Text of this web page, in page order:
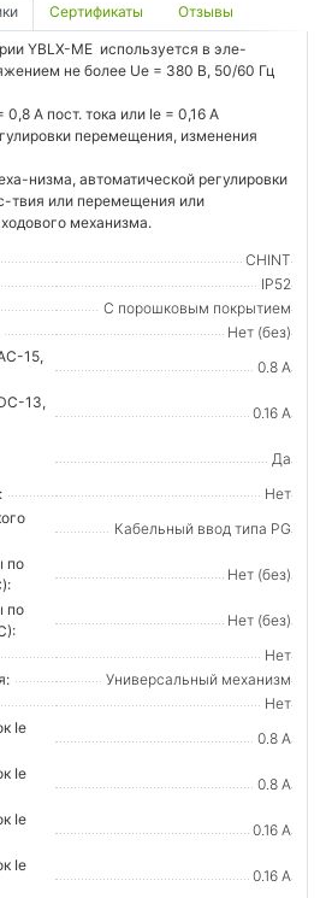
Сертификаты Отзывы
YBLX-ME используется в эле-
не более Ue = 380 В, 50/60 Гц
A пост. тока или Ie = 0,16 А
перемещения, изменения
низма, автоматической регулировки
твия или перемещения или
механизма.
CHINT
IP52
С порошковым покрытием
Нет (без)
15,
0.8 А
13,
0.16 А
Да
Нет
Кабельный ввод типа PG
по
Нет (без)
по
Нет (без)
Нет
Универсальный механизм
Нет
Ie
0.8 А
Ie
0.8 А
Ie
0.16 А
Ie
0.16 А